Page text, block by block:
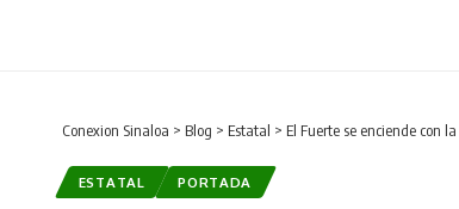
Conexion Sinaloa > Blog > Estatal > El Fuerte se enciende con
ESTATAL PORTADA